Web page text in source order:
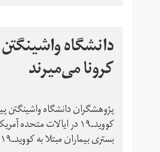
کرونا می‌میرند
کووید‌ـ‌۱۹ در ایالات
بستری بیماران مبتلا به کو‌وید‌ـ‌۱۹ در تگزاس. موارد ابتلا در ایالت‌های میشیگان و آریزونا نیز افزایش داشته است.